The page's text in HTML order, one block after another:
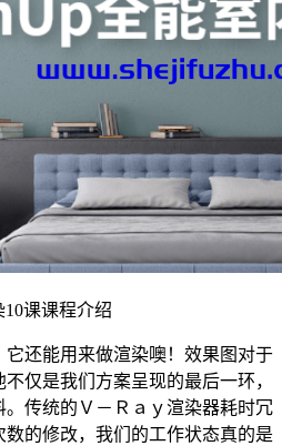
10课课程介绍
还能用来做渲染噢！效果图对于
仅是我们方案呈现的最后一环，
传统的Ｖ－Ｒａｙ渲染器耗时冗
的修改，我们的工作状态真的是